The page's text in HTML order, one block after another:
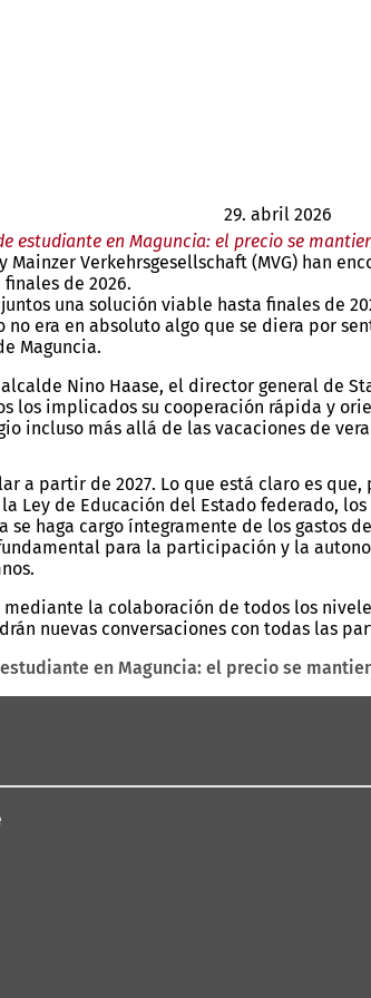
29. abril 2026
estudiante en Maguncia: el precio se
Mainzer Verkehrsgesellschaft (MVG) han
de 2026.
una solución viable hasta finales de
era en absoluto algo que se diera por
Maguncia.
Nino Haase, el director general de
los implicados su cooperación rápida y
incluso más allá de las vacaciones de
a partir de 2027. Lo que está claro es
Ley de Educación del Estado federado,
haga cargo íntegramente de los
para la participación y la
mediante la colaboración de todos los
nuevas conversaciones con todas las
en Maguncia: el precio se